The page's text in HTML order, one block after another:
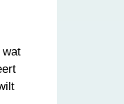
wat